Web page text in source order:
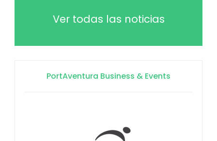
Ver todas las noticias
PortAventura Business & Events